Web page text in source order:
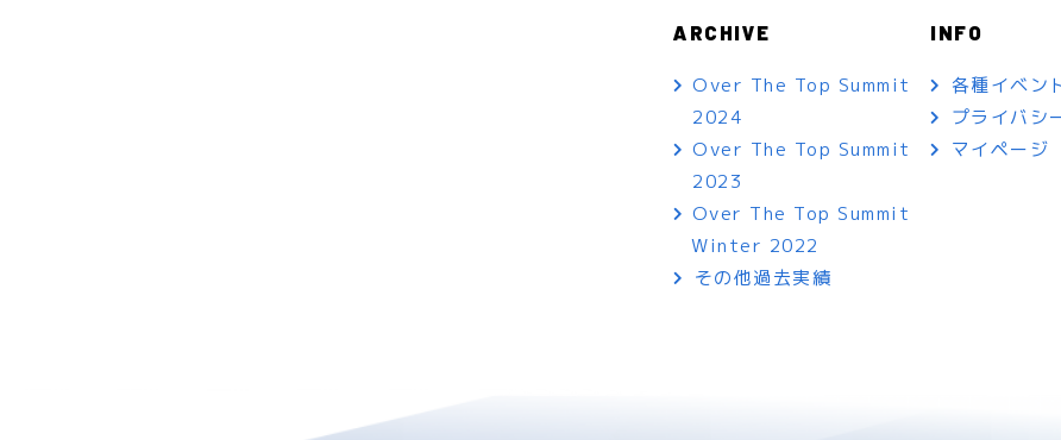
ARCHIVE
Over The Top Summit
2024
Over The Top Summit
2023
Over The Top Summit
Winter 2022
その他過去実績
INFO
各種イベン
プライバシ
マイページ